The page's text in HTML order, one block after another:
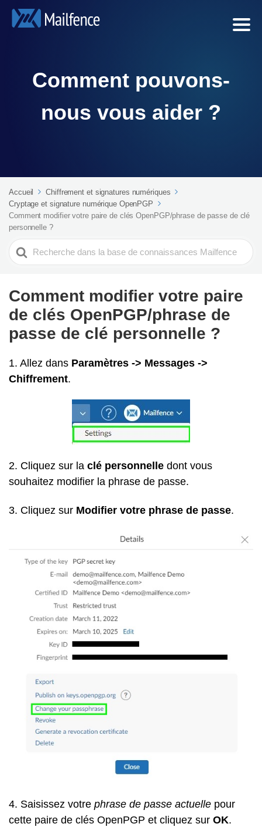
Comment pouvons-
nous vous aider ?
Accueil
Chiffrement et signatures numériques
Cryptage et signature numérique OpenPGP
Comment modifier votre paire de clés OpenPGP/phrase de passe de clé
personnelle ?
Search
For
Comment modifier votre paire
de clés OpenPGP/phrase de
passe de clé personnelle ?
1. Allez dans Paramètres -> Messages ->
Chiffrement.
2. Cliquez sur la clé personnelle dont vous
souhaitez modifier la phrase de passe.
3. Cliquez sur Modifier votre phrase de passe.
4. Saisissez votre phrase de passe actuelle pour
cette paire de clés OpenPGP et cliquez sur OK.